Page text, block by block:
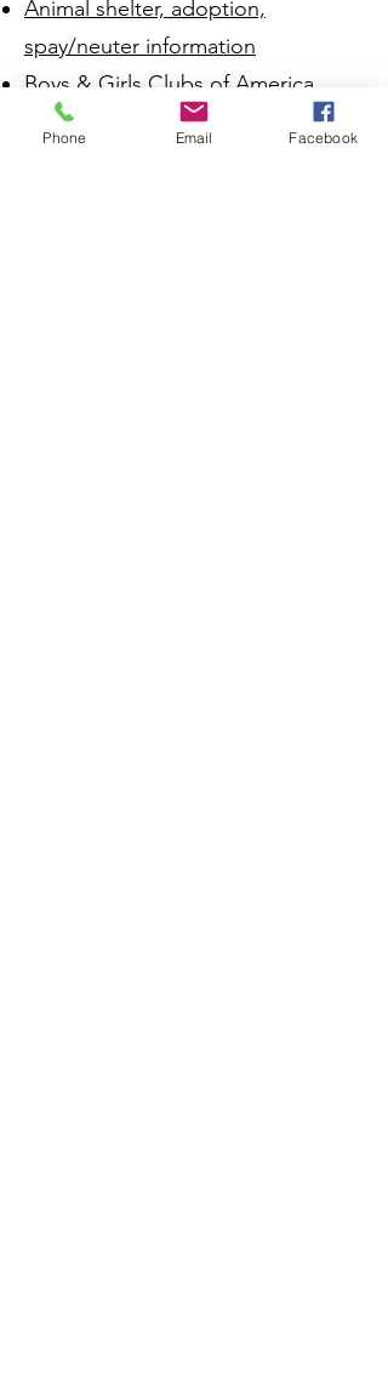
Animal shelter, adoption,
spay/neuter information
Boys & Girls Clubs of America
Yerington Clubhouse
Phone Email Facebook